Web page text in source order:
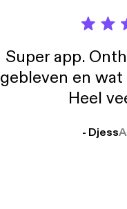
Super app.
gebleven en
Heel
- Djess